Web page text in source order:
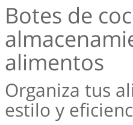
Botes de
alimentos
Organiza tus
estilo y